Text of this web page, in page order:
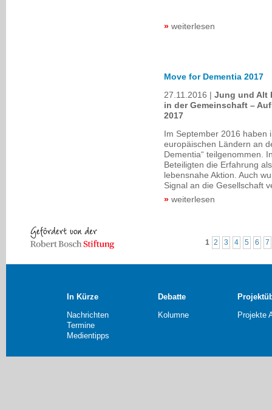
weiterlesen
Move for Dementia 2017
27.11.2016
Jung und Alt
in der Gemeinschaft –
2017
Im September 2016 haben
europäischen Ländern an
Dementia“ teilgenommen.
Beteiligten die Erfahrung
lebensnahe Aktion. Auch
Signal an die Gesellschaft
weiterlesen
1 2 3 4 5 6 7
In Kürze
Nachrichten
Termine
Medientipps
Debatte
Kolumne
Projekte